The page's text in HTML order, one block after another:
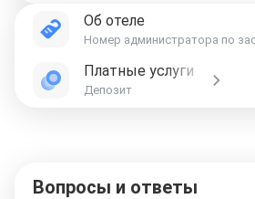
Об отеле
Номер администратора по
Платные услуги
Депозит
Вопросы и ответы